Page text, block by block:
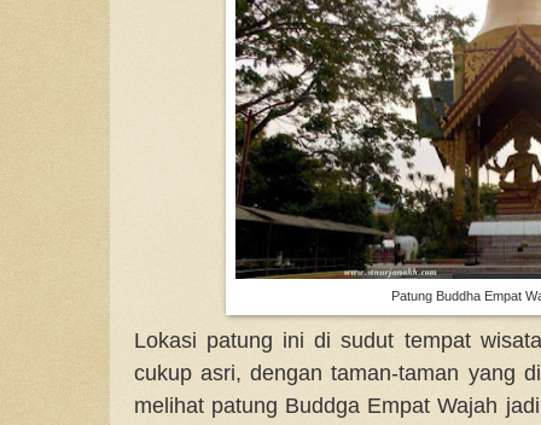
Patung Buddha Empat
Lokasi patung ini di sudut tempat
cukup asri, dengan taman-taman yang
melihat patung Buddga Empat Wajah